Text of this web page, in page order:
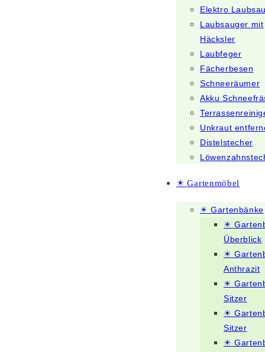
Elektro
Laubsauger mit
Häcksler
Laubfeger
Fächerbesen
Schneeräumer
Akku
Unkraut
Distelstecher
☀ Gartenmöbel
☀ Gartenbänke
☀
Überblick
☀
Anthrazit
☀
Sitzer
☀
Sitzer
☀